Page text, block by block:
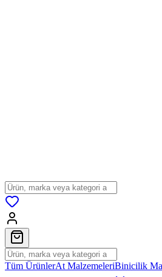
Tüm ÜrünlerAt MalzemeleriBinicilik